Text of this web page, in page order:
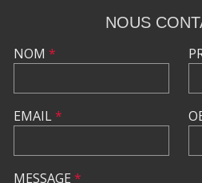
NOUS
NOM *
EMAIL*
MESSAGE *